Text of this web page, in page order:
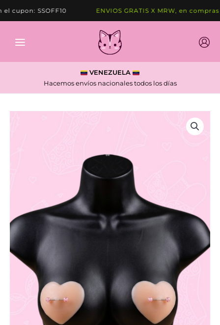
al
cupon: SSOFF10 ENVIOS GRATIS X MRW, en compras
VENEZUELA
Hacemos envíos nacionales todos los días